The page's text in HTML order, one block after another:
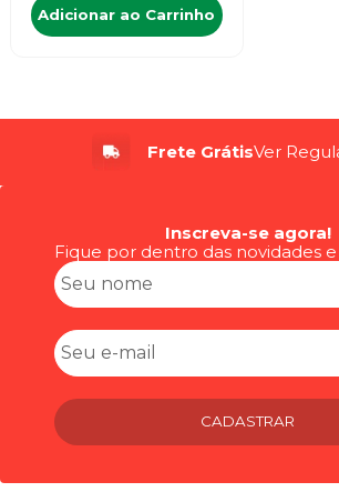
Adicionar ao Carrinho
Frete GrátisVer
Inscreva-se agora!
Fique por dentro das novidades
CADASTRAR